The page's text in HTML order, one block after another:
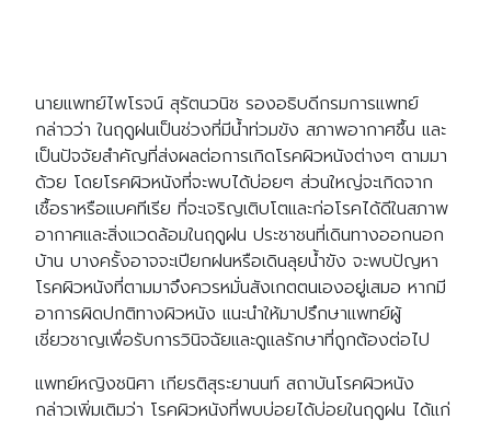
นายแพทย์ไพโรจน์ สุรัตนวนิช รองอธิบดีกรมการแพทย์
กล่าวว่า ในฤดูฝนเป็นช่วงที่มีน้ำท่วมขัง สภาพอากาศชื้น และ
เป็นปัจจัยสำคัญที่ส่งผลต่อการเกิดโรคผิวหนังต่างๆ ตามมา
ด้วย โดยโรคผิวหนังที่จะพบได้บ่อยๆ ส่วนใหญ่จะเกิดจาก
เชื้อราหรือเเบคทีเรีย ที่จะเจริญเติบโตเเละก่อโรคได้ดีในสภาพ
อากาศเเละสิ่งเเวดล้อมในฤดูฝน ประชาชนที่เดินทางออกนอก
บ้าน บางครั้งอาจจะเปียกฝนหรือเดินลุยน้ำขัง จะพบปัญหา
โรคผิวหนังที่ตามมาจึงควรหมั่นสังเกตตนเองอยู่เสมอ หากมี
อาการผิดปกติทางผิวหนัง แนะนำให้มาปรึกษาแพทย์ผู้
เชี่ยวชาญเพื่อรับการวินิจฉัยเเละดูเเลรักษาที่ถูกต้องต่อไป
แพทย์หญิงชนิศา เกียรติสุระยานนท์ สถาบันโรคผิวหนัง
กล่าวเพิ่มเติมว่า โรคผิวหนังที่พบบ่อยได้บ่อยในฤดูฝน ได้แก่